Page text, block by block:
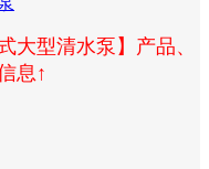
大型清水泵】产品、
息↑